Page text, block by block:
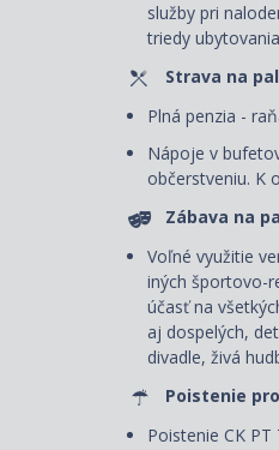
služby pri
triedy
Strava na
Plná penzia -
Nápoje v
občerstveniu. K
Zábava na
Voľné využitie
iných športovo-
účasť na
aj dospelých,
divadle, živá
Poistenie
Poistenie CK